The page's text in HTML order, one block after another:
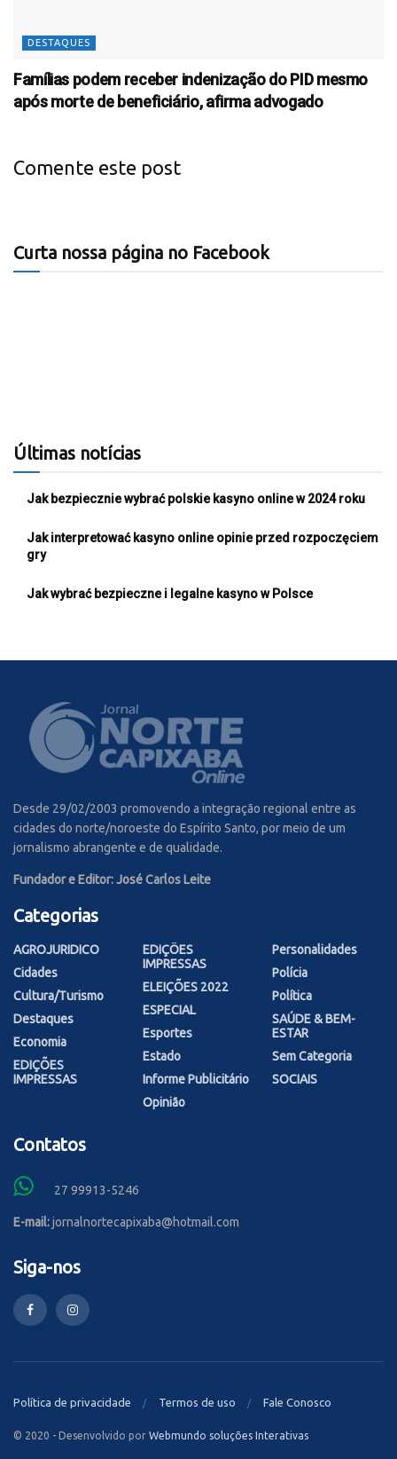
DESTAQUES
Famílias podem receber indenização do PID mesmo
após morte de beneficiário, afirma advogado
Comente este post
Curta nossa página no Facebook
Últimas notícias
Jak bezpiecznie wybrać polskie kasyno online w 2024 roku
Jak interpretować kasyno online opinie przed rozpoczęciem
gry
Jak wybrać bezpieczne i legalne kasyno w Polsce
Desde 29/02/2003 promovendo a integração regional entre as
cidades do norte/noroeste do Espírito Santo, por meio de um
jornalismo abrangente e de qualidade.
Fundador e Editor: José Carlos Leite
Categorias
AGROJURIDICO
Cidades
Cultura/Turismo
Destaques
Economia
EDIÇÕES
IMPRESSAS
EDIÇÕES
IMPRESSAS
ELEIÇÕES 2022
ESPECIAL
Esportes
Estado
Informe Publicitário
Opinião
Personalidades
Polícia
Política
SAÚDE & BEM-
ESTAR
Sem Categoria
SOCIAIS
Contatos
27 99913-5246
E-mail:jornalnortecapixaba@hotmail.com
Siga-nos
Política de privacidade Termos de uso Fale Conosco
© 2020 - Desenvolvido por Webmundo soluções Interativas